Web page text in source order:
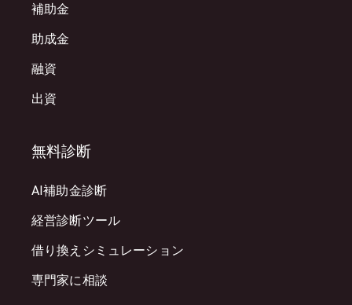
補助金
助成金
融資
出資
無料診断
AI補助金診断
経営診断ツール
借り換えシミュレーション
専門家に相談